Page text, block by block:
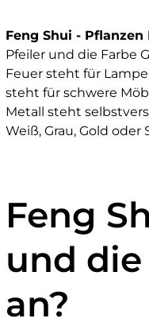
Feng Shui - Pflanzen
Pfeiler und die Farbe
Feuer steht für
steht für schwere
Metall steht
Weiß, Grau, Gold oder
Feng
und
an?